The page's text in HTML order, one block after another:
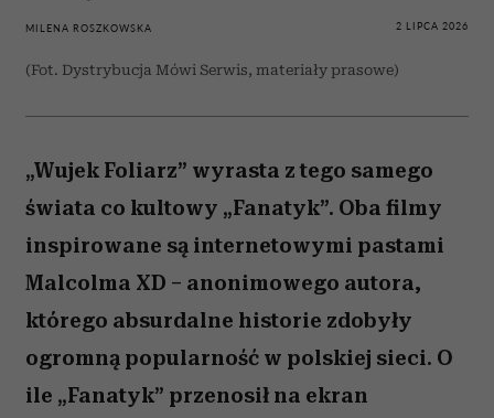
MILENA ROSZKOWSKA 2 LIPCA 2026
(Fot. Dystrybucja Mówi Serwis, materiały prasowe)
„Wujek Foliarz” wyrasta z tego samego
świata co kultowy „Fanatyk”. Oba filmy
inspirowane są internetowymi pastami
Malcolma XD – anonimowego autora,
którego absurdalne historie zdobyły
ogromną popularność w polskiej sieci. O
ile „Fanatyk” przenosił na ekran